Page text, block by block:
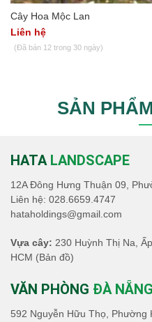
Cây Hoa Mộc Lan
Liên hệ
(Đã bán 12 trong 30 ngày)
SẢN PHẨM
HATA LANDSCAPE
12A Đông Hưng Thuận 09,
Liên hệ: 028.6659.4747
hataholdings@gmail.com
Vựa cây: 230 Huỳnh Thị Na,
HCM (Bản đồ)
VĂN PHÒNG ĐÀ NẴNG
592 Nguyễn Hữu Thọ, Phường